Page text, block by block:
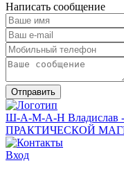
Написать сообщение
Отправить
Ш-А-М-А-Н Владислав
ПРАКТИЧЕСКОЙ
Вход